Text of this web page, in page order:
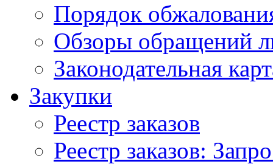
Порядок
Обзоры обращений
Законодательная
Закупки
Реестр заказов
Реестр заказов: